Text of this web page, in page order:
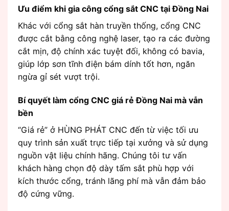
Ưu điểm khi gia công cổng sắt CNC tại Đồng Nai
Khác với cổng sắt hàn truyền thống, cổng CNC
được cắt bằng công nghệ laser, tạo ra các đường
cắt mịn, độ chính xác tuyệt đối, không có bavia,
giúp lớp sơn tĩnh điện bám dính tốt hơn, ngăn
ngừa gỉ sét vượt trội.
Bí quyết làm cổng CNC giá rẻ Đồng Nai mà vẫn
bền
“Giá rẻ” ở HÙNG PHÁT CNC đến từ việc tối ưu
quy trình sản xuất trực tiếp tại xưởng và sử dụng
nguồn vật liệu chính hãng. Chúng tôi tư vấn
khách hàng chọn độ dày tấm sắt phù hợp với
kích thước cổng, tránh lãng phí mà vẫn đảm bảo
độ cứng vững.